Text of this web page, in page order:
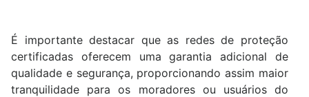
É importante destacar que as redes de proteção
certificadas oferecem uma garantia adicional de
qualidade e segurança, proporcionando assim maior
tranquilidade para os moradores ou usuários do